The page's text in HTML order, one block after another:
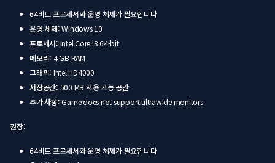
64비트 프로세서와 운영 체제가 필요합니다
운영 체제:Windows 10
프로세서: Intel Core i3 64-bit
메모리: 4 GB RAM
그래픽: Intel HD4000
저장공간: 500 MB 사용 가능 공간
추가 사항:Game does not support ultrawide monitors
권장:
64비트 프로세서와 운영 체제가 필요합니다